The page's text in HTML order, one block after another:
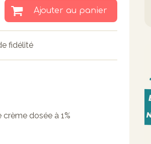
Ajouter au panier
fidélité
dosée à 1%